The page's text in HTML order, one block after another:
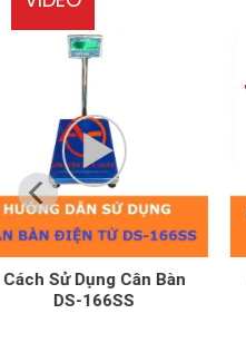
Cách Sử Dụng Cân Treo
OCS-A